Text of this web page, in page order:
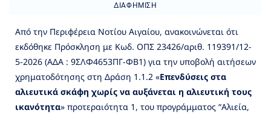
ΔΙΑΦΉΜΙΣΗ
Από την Περιφέρεια Νοτίου Αιγαίου, ανακοινώνεται ότι
εκδόθηκε Πρόσκληση με Κωδ. ΟΠΣ 23426/αριθ. 119391/12-
5-2026 (ΑΔΑ : 9ΣΛΦ4653ΠΓ-ΦΒ1) για την υποβολή αιτήσεων
χρηματοδότησης στη Δράση 1.1.2 «Επενδύσεις στα
αλιευτικά σκάφη χωρίς να αυξάνεται η αλιευτική τους
ικανότητα» προτεραιότητα 1, του προγράμματος “Αλιεία,